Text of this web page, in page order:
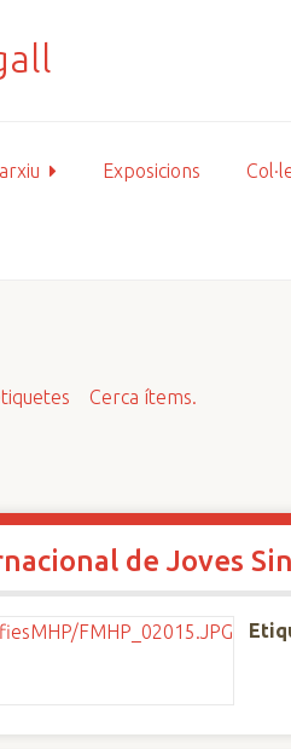
Exposicions
Cerca ítems.
de Joves